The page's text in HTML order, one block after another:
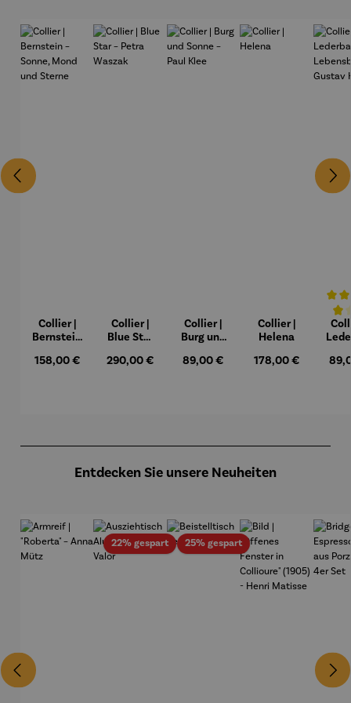
Collier |
Bernstein
Mond und
Regulärer Preis:
158,00 €
Collier |
Blue Star
Waszak
Regulärer Preis:
290,00 €
Collier |
Burg und
Paul Klee
Regulärer Preis:
89,00 €
Collier |
Helena
Regulärer Preis:
178,00 €
Entdecken Sie unsere Neuheiten
22% gespartRabatt25% gespartRabatt